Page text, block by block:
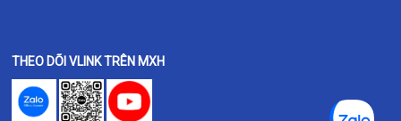
THEO DÕI VLINK TRÊN MXH